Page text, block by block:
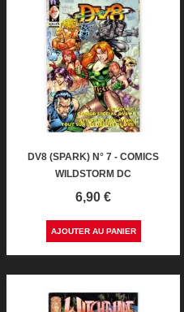
DV8 (SPARK) N° 7 - COMICS
WILDSTORM DC
Prix
6,90 €
AJOUTER AU PANIER